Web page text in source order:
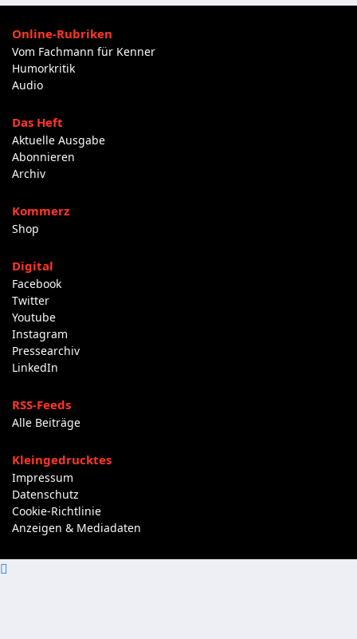
Online-Rubriken
Vom Fachmann für Kenner
Humorkritik
Audio
Das Heft
Aktuelle Ausgabe
Abonnieren
Archiv
Kommerz
Shop
Digital
Facebook
Twitter
Youtube
Instagram
Pressearchiv
LinkedIn
RSS-Feeds
Alle Beiträge
Kleingedrucktes
Impressum
Datenschutz
Cookie-Richtlinie
Anzeigen & Mediadaten